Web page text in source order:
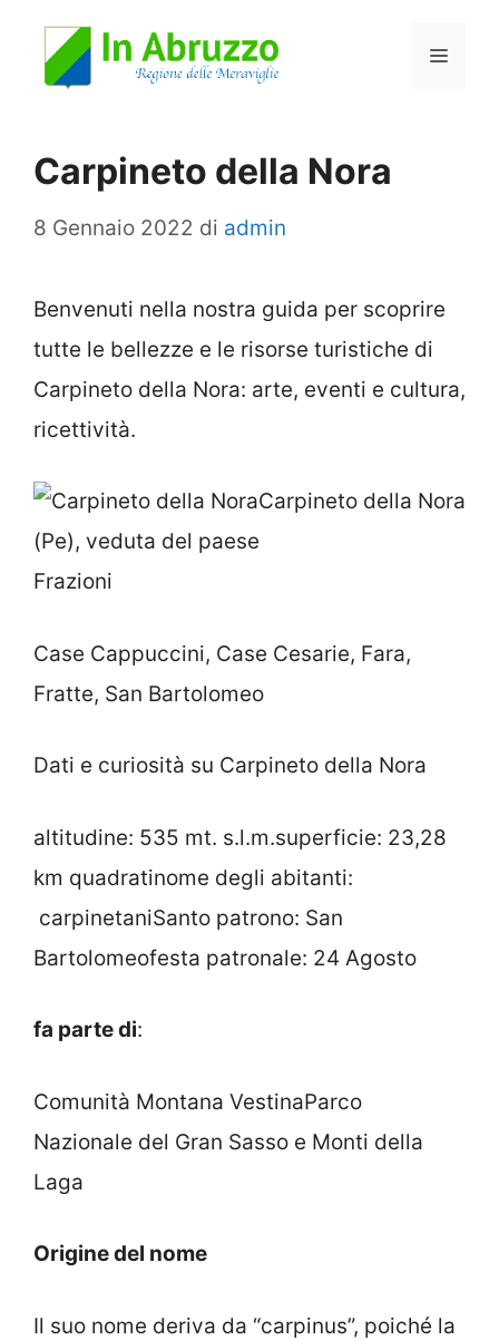
Menu
Carpineto della Nora
8 Gennaio 2022 di admin
Benvenuti nella nostra guida per scoprire
tutte le bellezze e le risorse turistiche di
Carpineto della Nora: arte, eventi e cultura,
ricettività.
Carpineto della Nora
(Pe), veduta del paese
Frazioni
Case Cappuccini, Case Cesarie, Fara,
Fratte, San Bartolomeo
Dati e curiosità su Carpineto della Nora
altitudine: 535 mt. s.l.m.superficie: 23,28
km quadratinome degli abitanti:
carpinetaniSanto patrono: San
Bartolomeofesta patronale: 24 Agosto
fa parte di:
Comunità Montana VestinaParco
Nazionale del Gran Sasso e Monti della
Laga
Origine del nome
Il suo nome deriva da “carpinus”, poiché la